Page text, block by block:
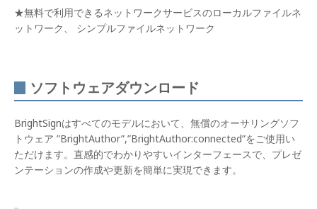
★無料で利用できるネットワークサービスのローカルファイルネ
ットワーク、 シンプルファイルネットワーク
ソフトウェアダウンロード
BrightSignはすべてのモデルにおいて、無償のオーサリングソフ
トウェア ”BrightAuthor”,”BrightAuthor:connected”をご使用い
ただけます。直感的でわかりやすいインターフェースで、プレゼ
ンテーションの作成や更新を簡単に実現できます。